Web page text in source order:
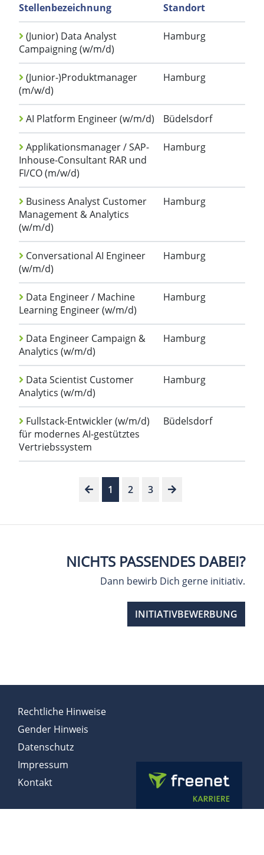
Stellenbezeichnung Standort
(Junior) Data Analyst
Campaigning (w/m/d)
Hamburg
(Junior-)Produktmanager
(m/w/d)
Hamburg
AI Platform Engineer (w/m/d) Büdelsdorf
Applikationsmanager / SAP-
Inhouse-Consultant RAR und
FI/CO (m/w/d)
Hamburg
Business Analyst Customer
Management & Analytics
(w/m/d)
Hamburg
Conversational AI Engineer
(w/m/d)
Hamburg
Data Engineer / Machine
Learning Engineer (w/m/d)
Hamburg
Data Engineer Campaign &
Analytics (w/m/d)
Hamburg
Data Scientist Customer
Analytics (w/m/d)
Hamburg
Fullstack-Entwickler (w/m/d)
für modernes AI-gestütztes
Vertriebssystem
Büdelsdorf
1 2 3
NICHTS PASSENDES DABEI?
Dann bewirb Dich gerne initiativ.
INITIATIVBEWERBUNG
Rechtliche Hinweise
Gender Hinweis
Datenschutz
Impressum
Kontakt